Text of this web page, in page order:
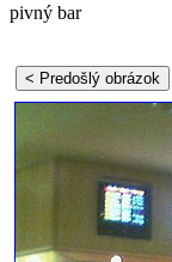
pivný bar